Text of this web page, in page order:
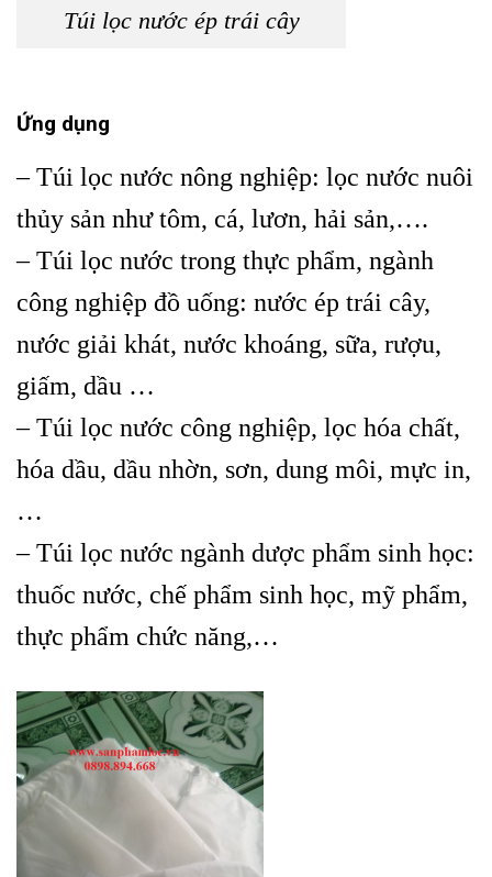
Túi lọc nước ép trái cây
Ứng dụng
– Túi lọc nước nông nghiệp: lọc nước nuôi
thủy sản như tôm, cá, lươn, hải sản,….
– Túi lọc nước trong thực phẩm, ngành
công nghiệp đồ uống: nước ép trái cây,
nước giải khát, nước khoáng, sữa, rượu,
giấm, dầu …
– Túi lọc nước công nghiệp, lọc hóa chất,
hóa dầu, dầu nhờn, sơn, dung môi, mực in,
…
– Túi lọc nước ngành dược phẩm sinh học:
thuốc nước, chế phẩm sinh học, mỹ phẩm,
thực phẩm chức năng,…